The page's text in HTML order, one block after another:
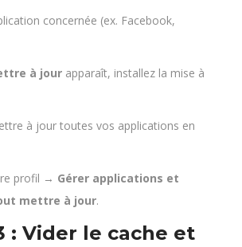
concernée (ex. Facebook,
à jour apparaît, installez la mise à
à jour toutes vos applications en
profil → Gérer applications et
mettre à jour.
: Vider le cache et